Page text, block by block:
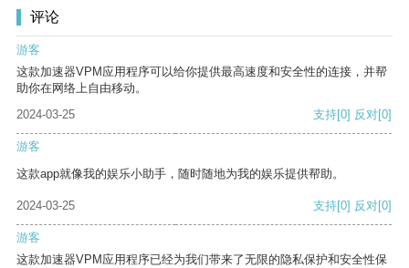
评论
游客
这款加速器VPM应用程序可以给你提供最高速度和安全性的连接，并帮
助你在网络上自由移动。
2024-03-25
支持[0] 反对[0]
游客
这款app就像我的娱乐小助手，随时随地为我的娱乐提供帮助。
2024-03-25 支持[0] 反对[0]
游客
这款加速器VPM应用程序已经为我们带来了无限的隐私保护和安全性保